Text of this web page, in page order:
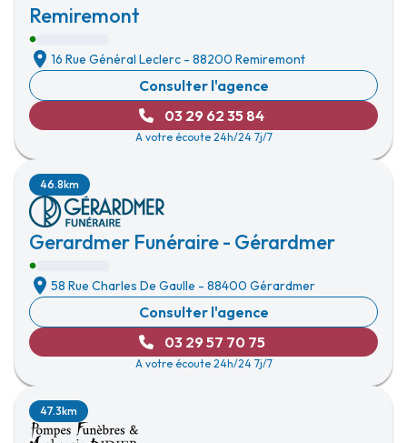
Remiremont
16 Rue Général Leclerc - 88200 Remiremont
Consulter l'agence
03 29 62 35 84
A votre écoute 24h/24 7j/7
Gerardmer Funéraire - Gérardmer
46.8km
58 Rue Charles De Gaulle - 88400 Gérardmer
Consulter l'agence
03 29 57 70 75
A votre écoute 24h/24 7j/7
47.3km